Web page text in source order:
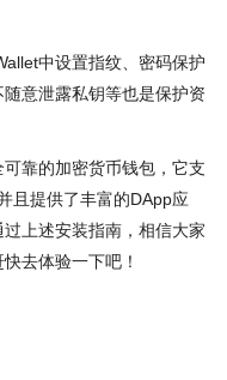
中设置指纹、密码保护
意泄露私钥等也是保护资
靠的加密货币钱包，它支
且提供了丰富的DApp应
上述安装指南，相信大家
去体验一下吧！